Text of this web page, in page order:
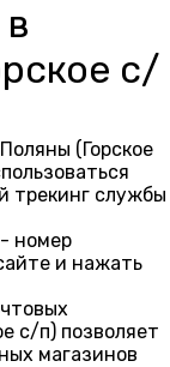
с/
(Горское
трекинг службы
номер
и нажать
с/п) позволяет
магазинов